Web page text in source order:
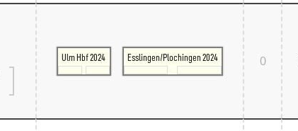
Ulm Hbf 2024 Esslingen/Plochingen 2024 0